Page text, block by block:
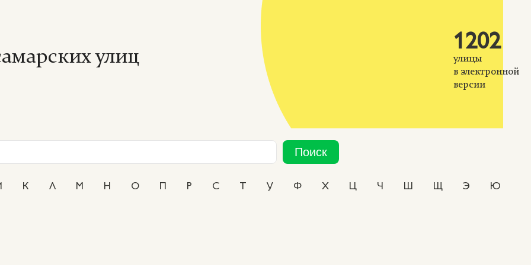
улиц
1202
улицы
в электронной
версии
Поиск
К Л М Н О Р С У Ф Х Ц Ч Ш Щ Э
Ю